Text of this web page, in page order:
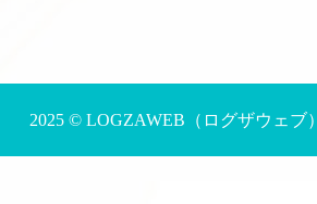
2025 © LOGZAWEB（ログザウェブ）